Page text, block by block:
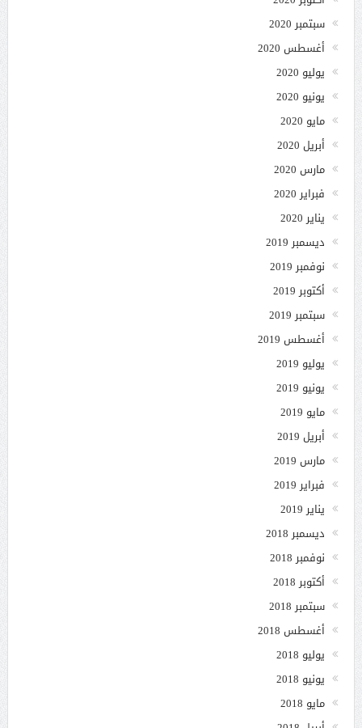
سبتمبر 2020
أغسطس 2020
يوليو 2020
يونيو 2020
مايو 2020
أبريل 2020
مارس 2020
فبراير 2020
يناير 2020
ديسمبر 2019
نوفمبر 2019
أكتوبر 2019
سبتمبر 2019
أغسطس 2019
يوليو 2019
يونيو 2019
مايو 2019
أبريل 2019
مارس 2019
فبراير 2019
يناير 2019
ديسمبر 2018
نوفمبر 2018
أكتوبر 2018
سبتمبر 2018
أغسطس 2018
يوليو 2018
يونيو 2018
مايو 2018